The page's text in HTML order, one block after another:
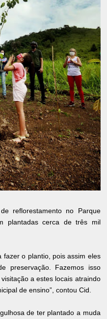
reflorestamento no Parque
plantadas cerca de três mil
fazer o plantio, pois assim eles
preservação. Fazemos isso
a estes locais atraindo
de ensino”, contou Cid.
de ter plantado a muda